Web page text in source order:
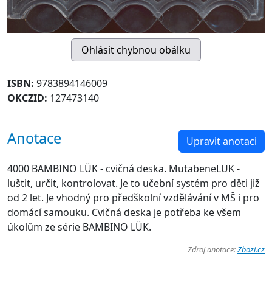
ISBN: 9783894146009
OKCZID: 127473140
Anotace Upravit anotaci
4000 BAMBINO LÜK - cvičná deska. MutabeneLUK -
luštit, určit, kontrolovat. Je to učební systém pro děti již
od 2 let. Je vhodný pro předškolní vzdělávání v MŠ i pro
domácí samouku. Cvičná deska je potřeba ke všem
úkolům ze série BAMBINO LÜK.
Zdroj anotace:Zbozi.cz